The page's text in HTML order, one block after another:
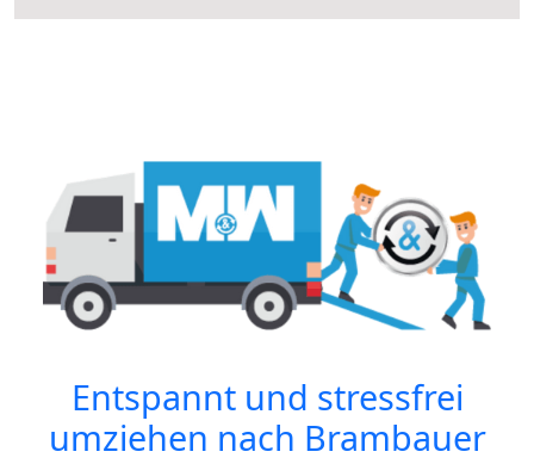
Entspannt und stressfrei
umziehen nach Brambauer